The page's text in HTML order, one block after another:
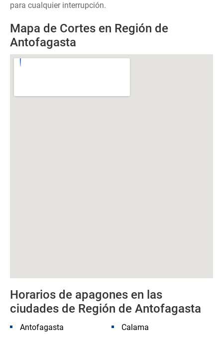
para cualquier interrupción.
Mapa de Cortes en Región de
Antofagasta
Horarios de apagones en las
ciudades de Región de Antofagasta
Antofagasta Calama